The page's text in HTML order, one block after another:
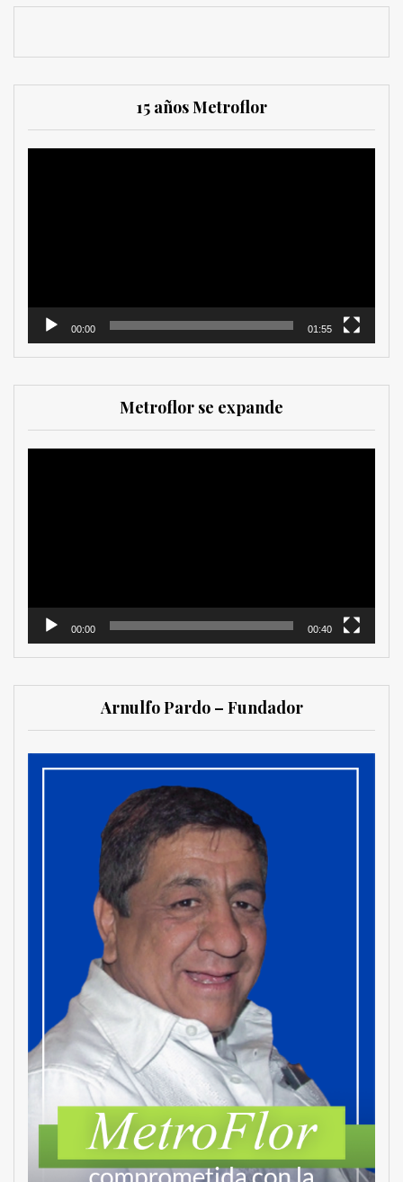
15 años Metroflor
00:00 01:55
Metroflor se expande
00:00 00:40
Arnulfo Pardo – Fundador